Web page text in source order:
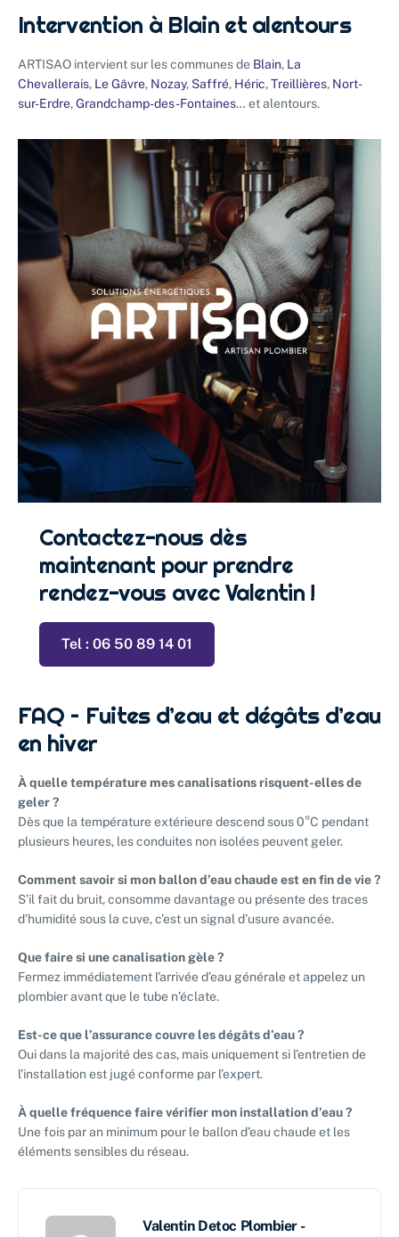
Intervention à Blain et alentours
ARTISAO intervient sur les communes de Blain, La
Chevallerais, Le Gâvre, Nozay, Saffré, Héric,Treillières, Nort-
sur-Erdre,Grandchamp-des-Fontaines… et alentours.
Contactez-nous dès
maintenant pour prendre
rendez-vous avec Valentin !
Tel : 06 50 89 14 01
FAQ – Fuites d’eau et dégâts d’eau
en hiver
À quelle température mes canalisations risquent-elles de
geler ?
Dès que la température extérieure descend sous 0°C pendant
plusieurs heures, les conduites non isolées peuvent geler.
Comment savoir si mon ballon d’eau chaude est en fin de vie ?
S’il fait du bruit, consomme davantage ou présente des traces
d’humidité sous la cuve, c’est un signal d’usure avancée.
Que faire si une canalisation gèle ?
Fermez immédiatement l’arrivée d’eau générale et appelez un
plombier avant que le tube n’éclate.
Est-ce que l’assurance couvre les dégâts d’eau ?
Oui dans la majorité des cas, mais uniquement si l’entretien de
l’installation est jugé conforme par l’expert.
À quelle fréquence faire vérifier mon installation d’eau ?
Une fois par an minimum pour le ballon d’eau chaude et les
éléments sensibles du réseau.
Valentin Detoc Plombier -